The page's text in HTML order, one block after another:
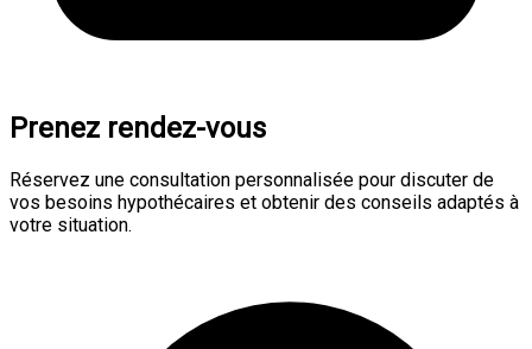
Prenez rendez-vous
Réservez une consultation personnalisée pour discuter de
vos besoins hypothécaires et obtenir des conseils adaptés à
votre situation.